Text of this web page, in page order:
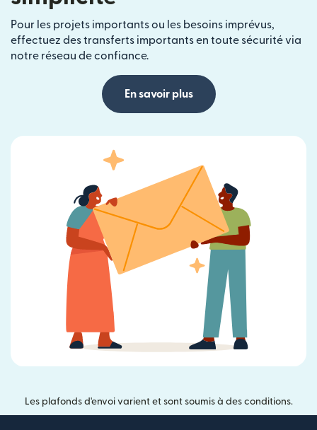
Pour les projets importants ou les besoins imprévus,
effectuez des transferts importants en toute sécurité via
notre réseau de confiance.
En savoir plus
Les plafonds d'envoi varient et sont soumis à des conditions.